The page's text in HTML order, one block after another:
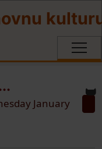
etc.
January